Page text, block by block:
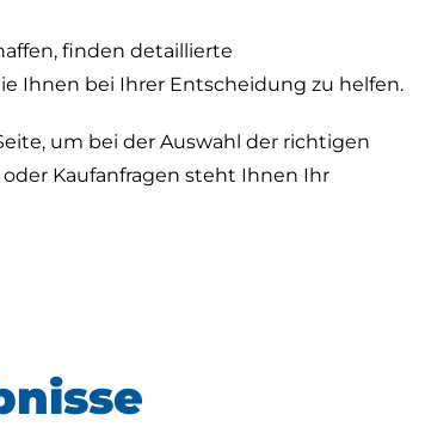
finden detaillierte
Ihnen bei Ihrer Entscheidung zu helfen.
um bei der Auswahl der richtigen
Kaufanfragen steht Ihnen Ihr